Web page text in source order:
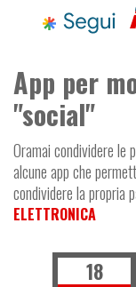
App per
"social"
Oramai condividere le
alcune app che
condividere la propria
ELETTRONICA
18